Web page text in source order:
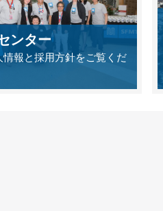
ンター
情報と採用方針をご覧くだ